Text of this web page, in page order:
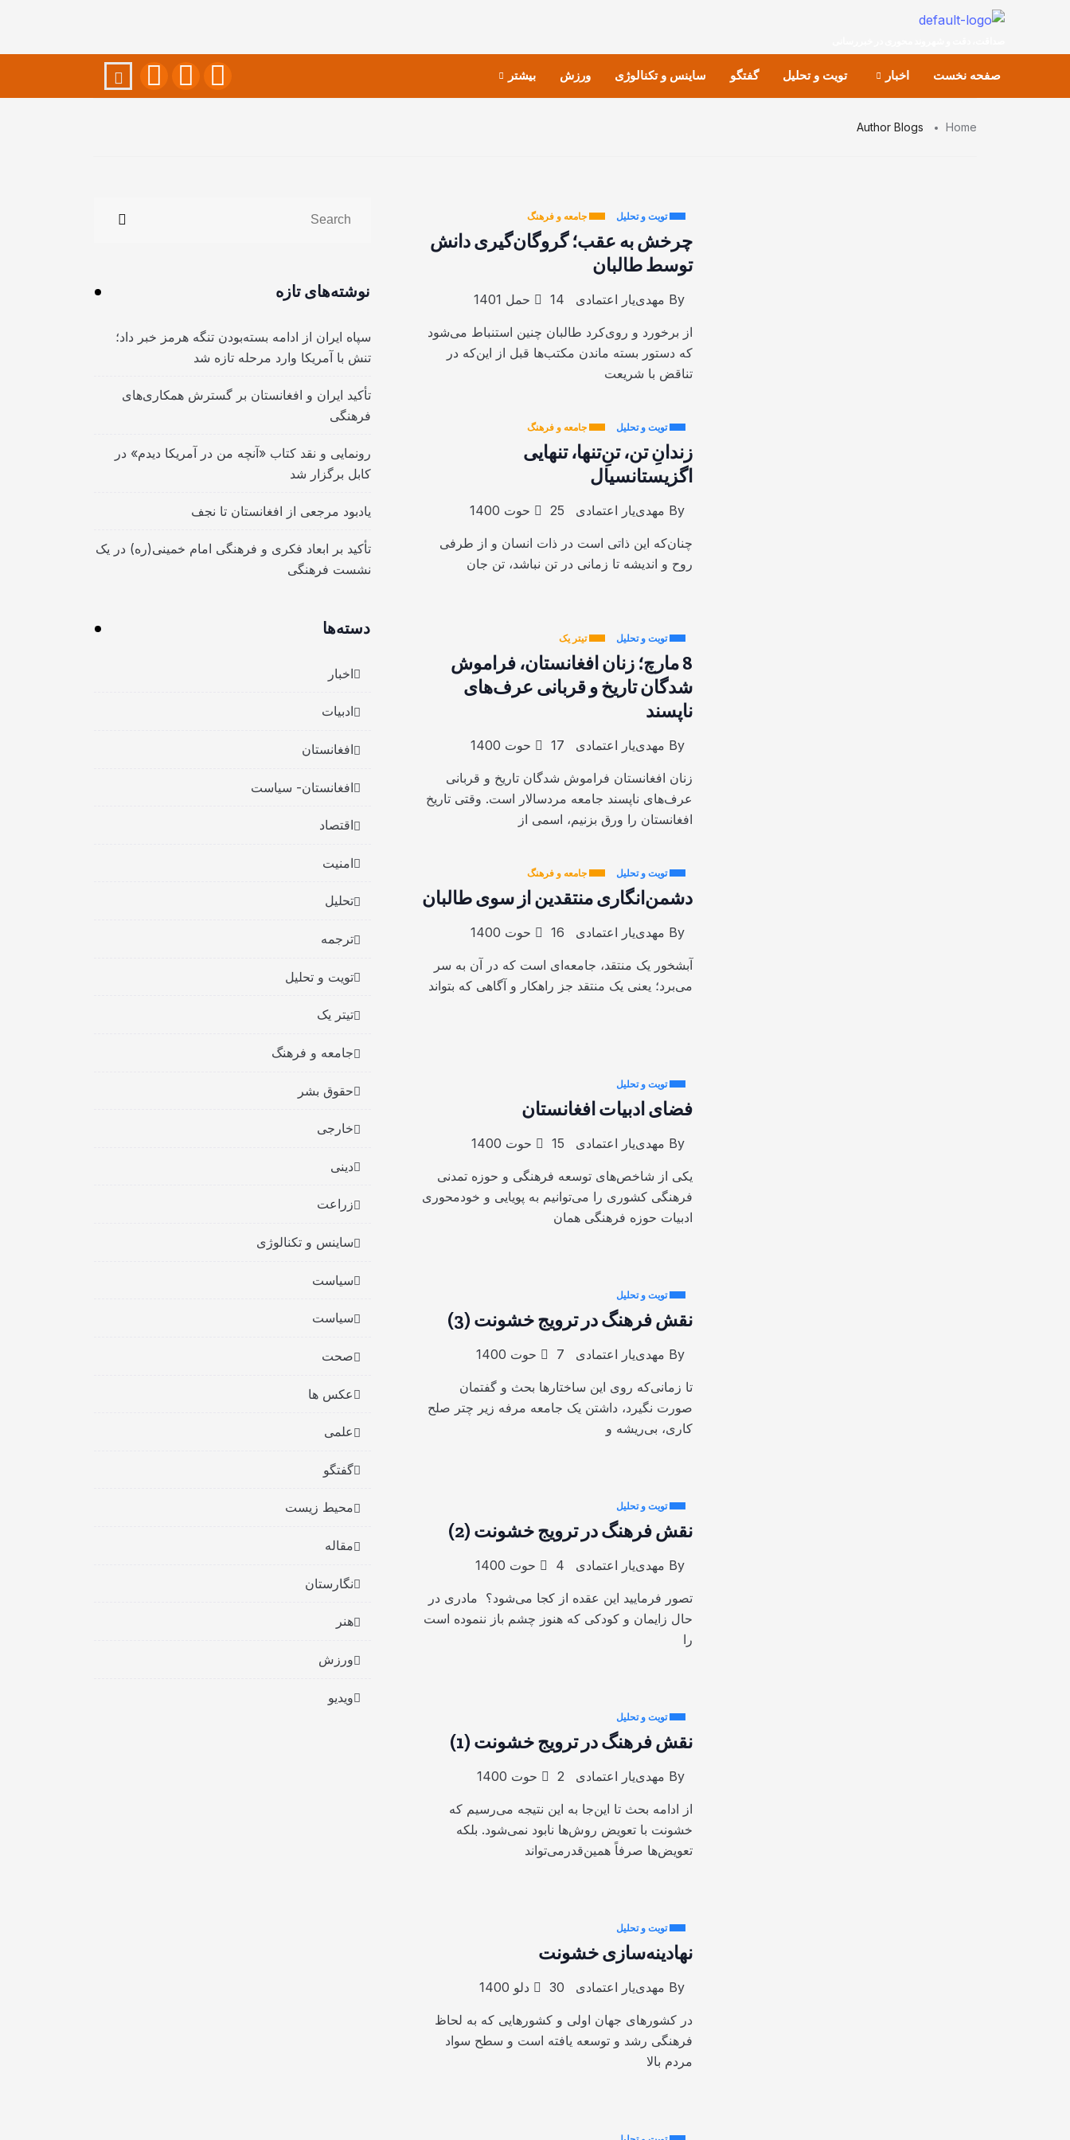
صفحه نخست اخبار تویت و تحلیل گفتگو ساینس و تکنالوژی ورزش بیشتر
Home
Author Blogs
تویت و تحلیل جامعه و فرهنگ
چرخش به عقب؛ گروگان‌گیری دانش
توسط طالبان
By مهدی‌یار اعتمادی 14 حمل 1401
از برخورد و روی‌کرد طالبان چنین استنباط می‌شود
که دستور بسته ماندن مکتب‌ها قبل از این‌که در
تناقض با شریعت
تویت و تحلیل جامعه و فرهنگ
زندانِ تن، تنِ‌تنها، تنهایی
اگزیستانسیال
By مهدی‌یار اعتمادی 25 حوت 1400
چنان‌که این ذاتی است در ذات انسان و از طرفی
روح و اندیشه تا زمانی در تن نباشد، تن جان
تویت و تحلیل تیتر یک
8 مارچ؛ زنان افغانستان، فراموش
شدگان تاریخ و قربانی عرف‌های
ناپسند
By مهدی‌یار اعتمادی 17 حوت 1400
زنان افغانستان فراموش شدگان تاریخ و قربانی
عرف‌های ناپسند جامعه مردسالار است. وقتی تاریخ
افغانستان را ورق بزنیم، اسمی از
تویت و تحلیل جامعه و فرهنگ
دشمن‌انگاری منتقدین از سوی طالبان
By مهدی‌یار اعتمادی 16 حوت 1400
آبشخور یک منتقد، جامعه‌ای است که در آن به سر
می‌برد؛ یعنی یک منتقد جز راهکار و آگاهی که بتواند
تویت و تحلیل
فضای ادبیات افغانستان
By مهدی‌یار اعتمادی 15 حوت 1400
یکی از شاخص‌های توسعه فرهنگی و حوزه تمدنی
فرهنگی کشوری را می‌توانیم به پویایی و خودمحوری
ادبیات حوزه فرهنگی همان
تویت و تحلیل
نقش فرهنگ در ترویج خشونت (3)
By مهدی‌یار اعتمادی 7 حوت 1400
تا زمانی‌که روی این ساختارها بحث و گفتمان
صورت نگیرد، داشتن یک جامعه مرفه زیر چتر صلح
کاری، بی‌ریشه و
تویت و تحلیل
نقش فرهنگ در ترویج خشونت (2)
By مهدی‌یار اعتمادی 4 حوت 1400
تصور فرمایید این عقده از کجا می‌شود؟ مادری در
حال زایمان و کودکی که هنوز چشم باز ننموده است
را
تویت و تحلیل
نقش فرهنگ در ترویج خشونت (1)
By مهدی‌یار اعتمادی 2 حوت 1400
از ادامه بحث تا این‌جا به این نتیجه می‌رسیم که
خشونت با تعویض روش‌ها نابود نمی‌شود. بلکه
تعویض‌ها صرفاً همین‌قدرمی‌تواند
تویت و تحلیل
نهادینه‌سازی خشونت
By مهدی‌یار اعتمادی 30 دلو 1400
در کشورهای جهان اولی و کشورهایی که به لحاظ
فرهنگی رشد و توسعه یافته است و سطح سواد
مردم بالا
نوشته‌های تازه
سپاه ایران از ادامه بسته‌بودن تنگه هرمز خبر داد؛
تنش با آمریکا وارد مرحله تازه شد
تأکید ایران و افغانستان بر گسترش همکاری‌های
فرهنگی
رونمایی و نقد کتاب «آنچه من در آمریکا دیدم» در
کابل برگزار شد
یادبود مرجعی از افغانستان تا نجف
تأکید بر ابعاد فکری و فرهنگی امام خمینی(ره) در یک
نشست فرهنگی
دسته‌ها
اخبار
ادبیات
افغانستان
افغانستان- سیاست
اقتصاد
امنیت
تحلیل
ترجمه
تویت و تحلیل
تیتر یک
جامعه و فرهنگ
حقوق بشر
خارجی
دینی
زراعت
ساینس و تکنالوژی
سیاست
سیاست
صحت
عکس ها
علمی
گفتگو
محیط زیست
مقاله
نگارستان
هنر
ورزش
ویدیو